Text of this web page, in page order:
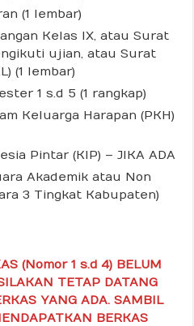
(1 lembar)
Kelas IX, atau Surat
ujian, atau Surat
(1 lembar)
1 s.d 5 (1 rangkap)
Keluarga Harapan (PKH)
Pintar (KIP) – JIKA ADA
Akademik atau Non
3 Tingkat Kabupaten)
(Nomor 1 s.d 4) BELUM
TETAP DATANG
YANG ADA. SAMBIL
BERKAS